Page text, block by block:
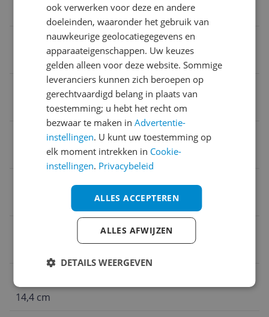
Verpakking hoogte
Aantal USB type C
Product hoogte
Verpakking breedte
Processor codenaam
14,4 cm
ook verwerken voor deze en andere
doeleinden, waaronder het gebruik van
nauwkeurige geolocatiegegevens en
apparaateigenschappen. Uw keuzes
gelden alleen voor deze website. Sommige
leveranciers kunnen zich beroepen op
gerechtvaardigd belang in plaats van
toestemming; u hebt het recht om
bezwaar te maken inAdvertentie-
instellingen. U kunt uw toestemming op
elk moment intrekken in Cookie-
instellingen. Privacybeleid
ALLES ACCEPTEREN
ALLES AFWIJZEN
DETAILS WEERGEVEN